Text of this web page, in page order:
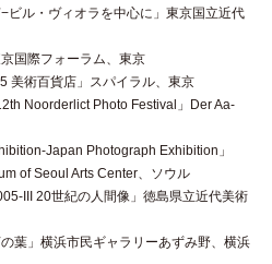
ビル・ヴィオラを中心に」東京国立近代
国際フォーラム、東京
美術百貨店」スパイラル、東京
Noorderlict Photo Festival」Der Aa-
Japan Photograph Exhibition」
of Seoul Arts Center、ソウル
III 20世紀の人間像」徳島県立近代美術
葉」横浜市民ギャラリーあずみ野、横浜